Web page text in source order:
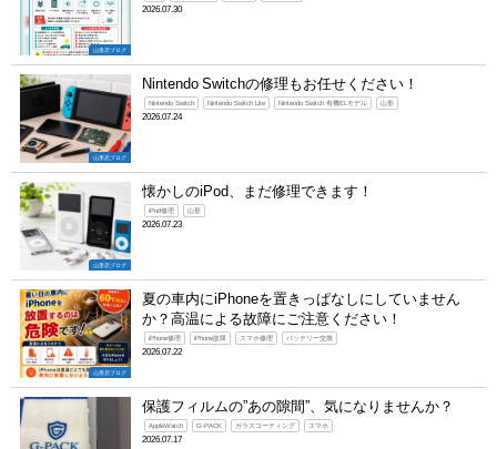
山形店ブログ
2026.07.30
山形店ブログ
Nintendo Switchの修理もお任せください！
Nintendo Switch Nintendo Switch Lite Nintendo Switch 有機ELモデル 山形
2026.07.24
山形店ブログ
懐かしのiPod、まだ修理できます！
iPod修理 山形
2026.07.23
山形店ブログ
夏の車内にiPhoneを置きっぱなしにしていません
か？高温による故障にご注意ください！
iPhone修理 iPhone故障 スマホ修理 バッテリー交換
2026.07.22
保護フィルムの”あの隙間”、気になりませんか？
AppleWatch G-PACK ガラスコーティング スマホ
2026.07.17